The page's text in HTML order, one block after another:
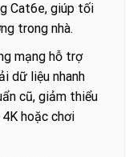
Cat6e, giúp tối
trong nhà.
mạng hỗ trợ
dữ liệu nhanh
cũ, giảm thiểu
hoặc chơi